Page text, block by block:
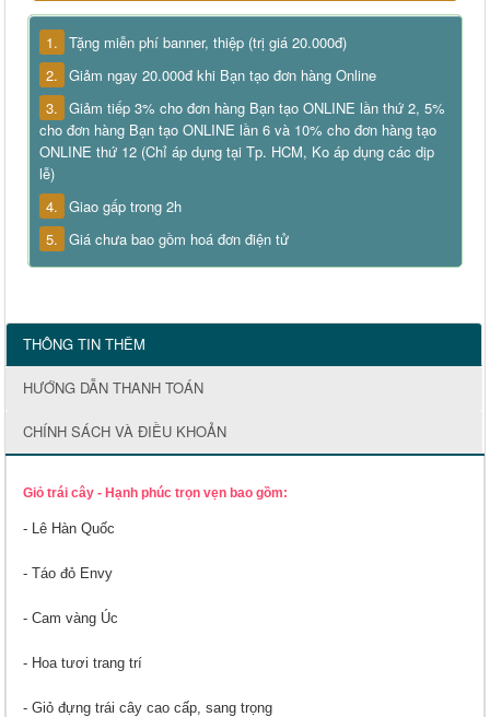
1. Tặng miễn phí banner, thiệp (trị giá 20.000đ)
2. Giảm ngay 20.000đ khi Bạn tạo đơn hàng Online
3. Giảm tiếp 3% cho đơn hàng Bạn tạo ONLINE lần thứ 2, 5%
cho đơn hàng Bạn tạo ONLINE lần 6 và 10% cho đơn hàng tạo
ONLINE thứ 12 (Chỉ áp dụng tại Tp. HCM, Ko áp dụng các dịp
lễ)
4. Giao gấp trong 2h
5. Giá chưa bao gồm hoá đơn điện tử
THÔNG TIN THÊM
HƯỚNG DẪN THANH TOÁN
CHÍNH SÁCH VÀ ĐIỀU KHOẢN
Giỏ trái cây - Hạnh phúc trọn vẹn bao gồm:
- Lê Hàn Quốc
- Táo đỏ Envy
- Cam vàng Úc
- Hoa tươi trang trí
- Giỏ đựng trái cây cao cấp, sang trọng